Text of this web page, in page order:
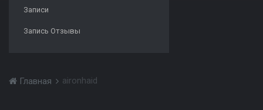
Записи
Запись Отзывы
Главная aironhaid